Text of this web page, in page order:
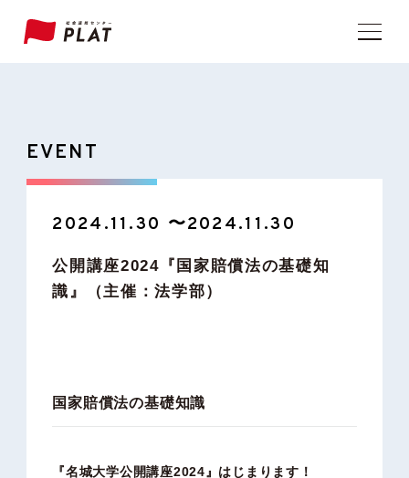
EVENT
2024.11.30 〜2024.11.30
公開講座2024『国家賠償法の基礎知
識』（主催：法学部）
国家賠償法の基礎知識
『名城大学公開講座2024』はじまります！